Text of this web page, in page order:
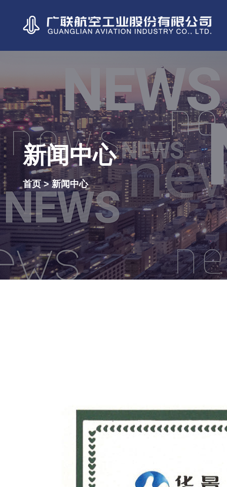
新闻中心
首页 > 新闻中心